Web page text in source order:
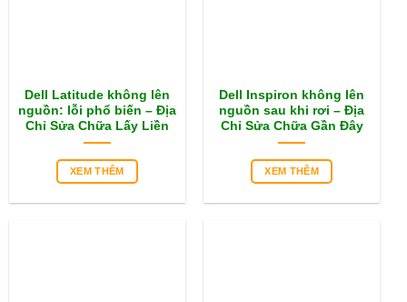
Dell Latitude không lên
nguồn: lỗi phổ biến – Địa
Chỉ Sửa Chữa Lấy Liền
XEM THÊM
Dell Inspiron không lên
nguồn sau khi rơi – Địa
Chỉ Sửa Chữa Gần Đây
XEM THÊM